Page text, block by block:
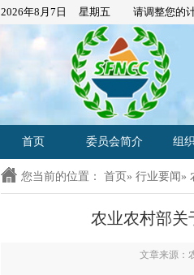
2026年8月7日 星期五 请调整您的计
首页 委员会简介 组
您当前的位置： 首页 » 行业要闻 »
农业农村部关
文章来源：